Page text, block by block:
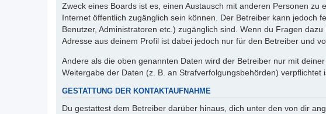
Zweck eines Boards ist es, einen Austausch mit anderen Personen
Internet öffentlich zugänglich sein können. Der Betreiber kann jedoch
Benutzer, Administratoren etc.) zugänglich sind. Wenn du Fragen
Adresse aus deinem Profil ist dabei jedoch nur für den Betreiber und
Andere als die oben genannten Daten wird der Betreiber nur mit
Weitergabe der Daten (z. B. an Strafverfolgungsbehörden)
GESTATTUNG DER KONTAKTAUFNAHME
Du gestattest dem Betreiber darüber hinaus, dich unter den von dir